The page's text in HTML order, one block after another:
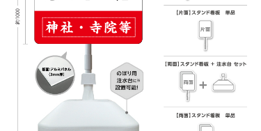
住まい・暮らし
美容・健康 地域・観光
イベント・季節 不動産・建築
カルチャー・教養 娯楽
オリジナルオーダー注文方法
料金一覧
お届け納期と配送方法
商品について
お客様の声
よくある質問